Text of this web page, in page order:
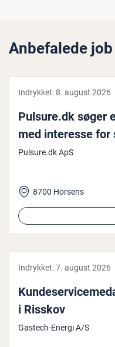
Anbefalede job
Indrykket:8. august 2026
Pulsure.dk søger
med interesse
Pulsure.dk ApS
8700 Horsens
Indrykket:7. august 2026
i Risskov
Gastech-Energi A/S